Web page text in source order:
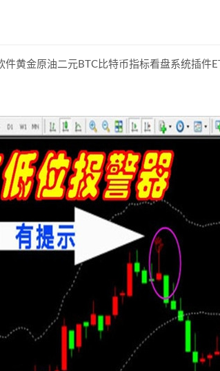
件黄金原油二元BTC比特币指标看盘系统插件